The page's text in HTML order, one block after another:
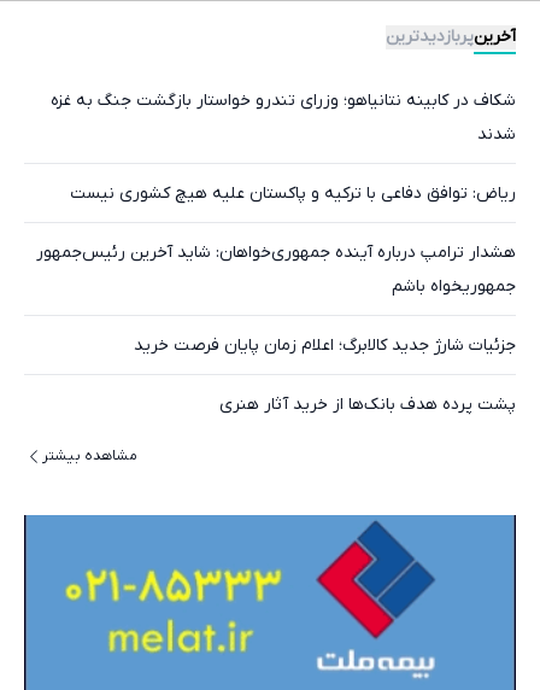
آخرینپربازدیدترین
شکاف در کابینه نتانیاهو؛ وزرای تندرو خواستار بازگشت جنگ به غزه
شدند
ریاض: توافق دفاعی با ترکیه و پاکستان علیه هیچ کشوری نیست
هشدار ترامپ درباره آینده جمهوری‌خواهان: شاید آخرین رئیس‌جمهور
جمهوریخواه باشم
جزئیات شارژ جدید کالابرگ؛ اعلام زمان پایان فرصت خرید
پشت پرده هدف بانک‌ها از خرید آثار هنری
مشاهده بیشتر